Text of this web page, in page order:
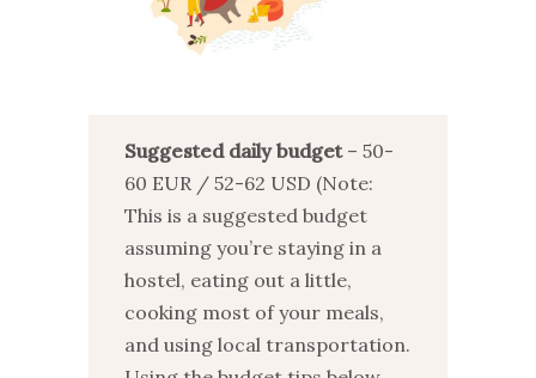
Suggested daily budget– 50-
60 EUR / 52-62 USD (Note:
This is a suggested budget
assuming you’re staying in a
hostel, eating out a little,
cooking most of your meals,
and using local transportation.